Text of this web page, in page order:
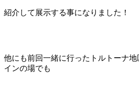
紹介して展示する事になりました！
他にも前回一緒に行ったトルトーナ
インの場でも